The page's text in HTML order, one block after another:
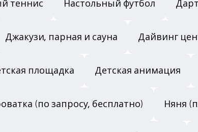
теннис Настольный футбол
Джакузи, парная и сауна Дайвинг
площадка Детская анимация
(по запросу, бесплатно) Няня